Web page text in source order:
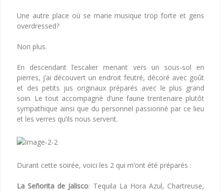
Une autre place où se marie musique trop forte et gens
overdressed?
Non plus.
En descendant l’escalier menant vers un sous-sol en
pierres, j’ai découvert un endroit feutré, décoré avec goût
et des petits jus originaux préparés avec le plus grand
soin. Le tout accompagné d’une faune trentenaire plutôt
sympathique ainsi que du personnel passionné par ce lieu
et les verres qu’ils nous servent.
Durant cette soirée, voici les 2 qui m’ont été préparés :
La Señorita de Jalisco: Tequila La Hora Azul, Chartreuse,